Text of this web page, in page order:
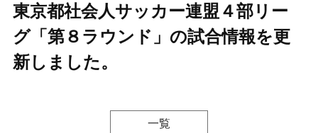
東京都社会人サッカー連盟４部リー
グ「第８ラウンド」の試合情報を更
新しました。
一覧